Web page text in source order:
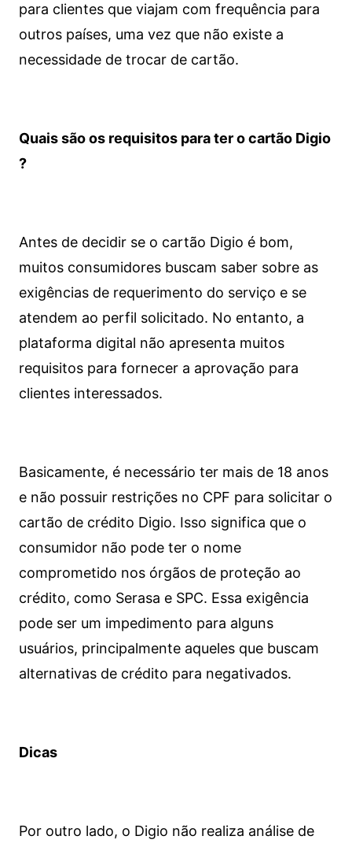
para clientes que viajam com frequência para
outros países, uma vez que não existe a
necessidade de trocar de cartão.
Quais são os requisitos para ter o cartão Digio
?
Antes de decidir se o cartão Digio é bom,
muitos consumidores buscam saber sobre as
exigências de requerimento do serviço e se
atendem ao perfil solicitado. No entanto, a
plataforma digital não apresenta muitos
requisitos para fornecer a aprovação para
clientes interessados.
Basicamente, é necessário ter mais de 18 anos
e não possuir restrições no CPF para solicitar o
cartão de crédito Digio. Isso significa que o
consumidor não pode ter o nome
comprometido nos órgãos de proteção ao
crédito, como Serasa e SPC. Essa exigência
pode ser um impedimento para alguns
usuários, principalmente aqueles que buscam
alternativas de crédito para negativados.
Dicas
Por outro lado, o Digio não realiza análise de